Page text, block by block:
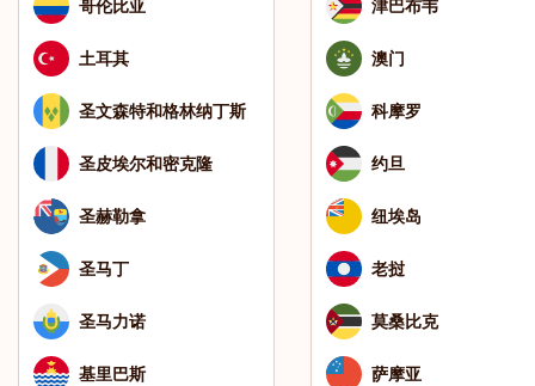
哥伦比亚
土耳其
圣文森特和格林纳丁斯
圣皮埃尔和密克隆
圣赫勒拿
圣马丁
圣马力诺
基里巴斯
津巴布韦
澳门
科摩罗
约旦
纽埃岛
老挝
莫桑比克
萨摩亚